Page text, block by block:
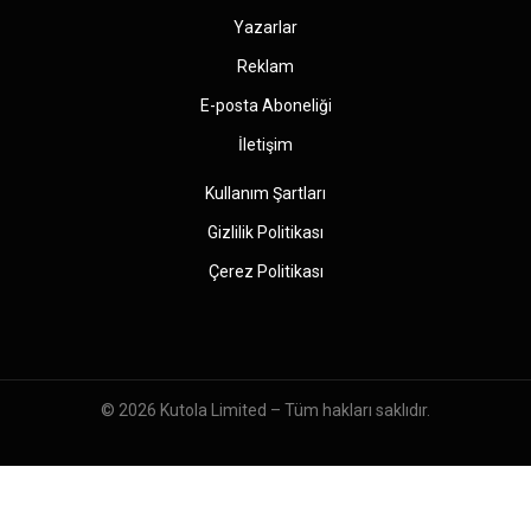
Yazarlar
Reklam
E-posta Aboneliği
İletişim
Kullanım Şartları
Gizlilik Politikası
Çerez Politikası
© 2026 Kutola Limited – Tüm hakları saklıdır.